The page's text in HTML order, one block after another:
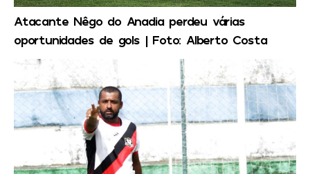
Atacante Nêgo do Anadia perdeu várias
oportunidades de gols | Foto: Alberto Costa